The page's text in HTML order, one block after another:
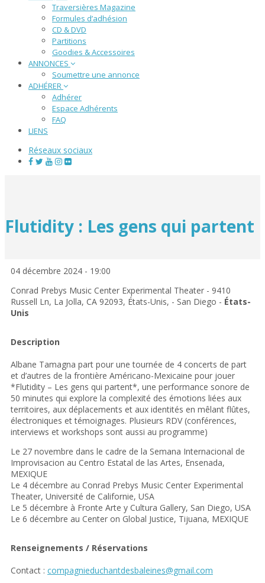
Traversières Magazine
Formules d’adhésion
CD & DVD
Partitions
Goodies & Accessoires
ANNONCES
Soumettre une annonce
ADHÉRER
Adhérer
Espace Adhérents
FAQ
LIENS
Réseaux sociaux
Flutidity : Les gens qui partent
04 décembre 2024 - 19:00
Conrad Prebys Music Center Experimental Theater - 9410
Russell Ln, La Jolla, CA 92093, États-Unis, - San Diego - États-
Unis
Description
Albane Tamagna part pour une tournée de 4 concerts de part
et d’autres de la frontière Américano-Mexicaine pour jouer
*Flutidity – Les gens qui partent*, une performance sonore de
50 minutes qui explore la complexité des émotions liées aux
territoires, aux déplacements et aux identités en mêlant flûtes,
électroniques et témoignages. Plusieurs RDV (conférences,
interviews et workshops sont aussi au programme)
Le 27 novembre dans le cadre de la Semana Internacional de
Improvisacion au Centro Estatal de las Artes, Ensenada,
MEXIQUE
Le 4 décembre au Conrad Prebys Music Center Experimental
Theater, Université de Californie, USA
Le 5 décembre à Fronte Arte y Cultura Gallery, San Diego, USA
Le 6 décembre au Center on Global Justice, Tijuana, MEXIQUE
Renseignements / Réservations
Contact : compagnieduchantdesbaleines@gmail.com